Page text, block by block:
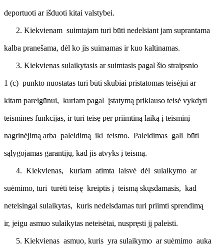
deportuoti ar išduoti kitai valstybei.
Kiekvienam suimtajam turi būti nedelsiant jam suprantama
kalba pranešama, dėl ko jis suimamas ir kuo kaltinamas.
Kiekvienas sulaikytasis ar suimtasis pagal šio straipsnio
1 (c) punkto nuostatas turi būti skubiai pristatomas teisėjui ar
kitam pareigūnui, kuriam pagal įstatymą priklauso teisė vykdyti
teismines funkcijas, ir turi teisę per priimtiną laiką į teisminį
nagrinėjimą arba paleidimą iki teismo. Paleidimas gali būti
sąlygojamas garantijų, kad jis atvyks į teismą.
Kiekvienas, kuriam atimta laisvė dėl sulaikymo ar
suėmimo, turi turėti teisę kreiptis į teismą skųsdamasis, kad
neteisingai sulaikytas, kuris nedelsdamas turi priimti sprendimą
ir, jeigu asmuo sulaikytas neteisėtai, nuspręsti jį paleisti.
Kiekvienas asmuo, kuris yra sulaikymo ar suėmimo auka